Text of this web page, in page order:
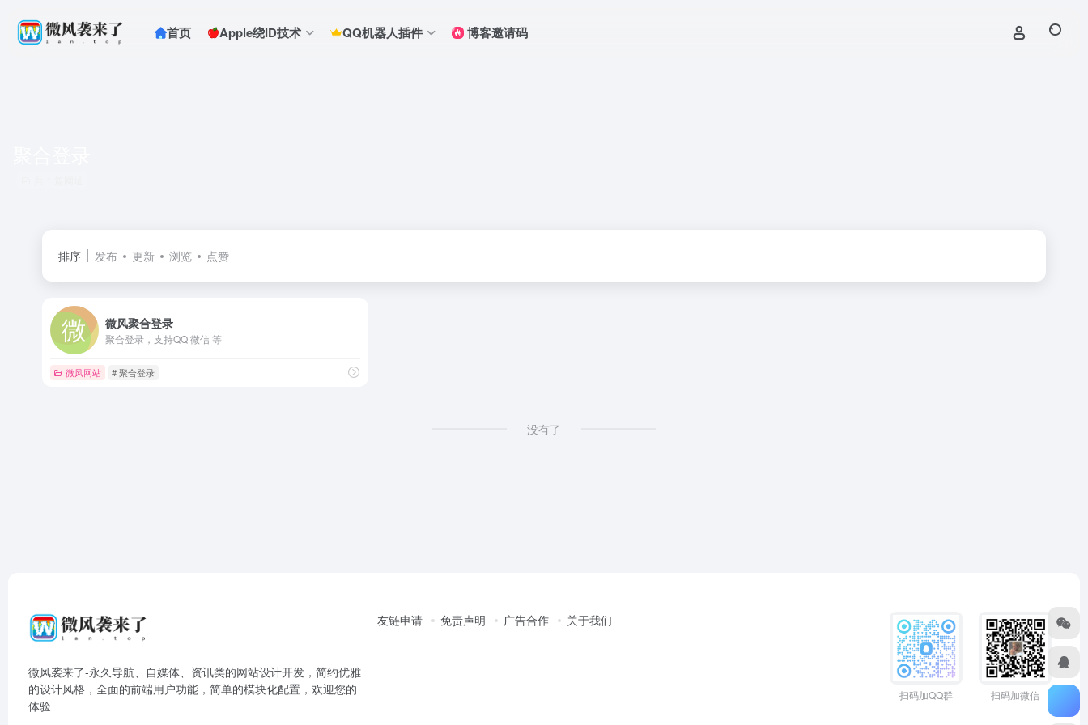
首页 Apple绕ID技术 QQ机器人插件 博客邀请码
排序 发布 更新 浏览 点赞
微风聚合登录
聚合登录，支持QQ 微信 等
微风网站 # 聚合登录
没有了
微风袭来了-永久导航、自媒体、资讯类的网站设计开发，简约优雅
的设计风格，全面的前端用户功能，简单的模块化配置，欢迎您的
体验
友链申请 免责声明 广告合作 关于我们
扫码加QQ群 扫码加微信